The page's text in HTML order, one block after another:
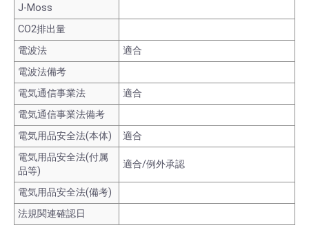
J-Moss
CO2排出量
電波法
適合
電波法備考
電気通信事業法
適合
電気通信事業法備考
電気用品安全法(本体)
適合
電気用品安全法(付属
品等)
適合/例外承認
電気用品安全法(備考)
法規関連確認日